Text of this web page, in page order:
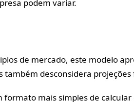
podem variar.
de mercado, este modelo
também desconsidera
formato mais simples de